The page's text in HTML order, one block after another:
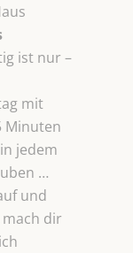
ist nur –
mit
Minuten
jedem
…
und
dir